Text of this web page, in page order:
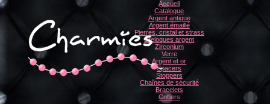
Accueil
Catalogue
Argent antique
Argent émaillé
Pierres, cristal et strass
Breloques argent
Zirconium
Verre
Argent et or
Spacers
Stoppers
Chaînes de sécurité
Bracelets
Colliers